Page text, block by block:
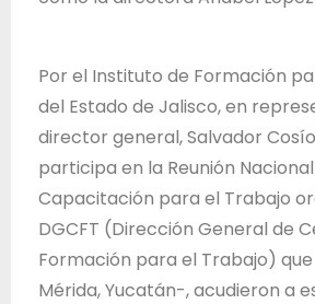
o
Por el Instituto de Formación
del Estado de Jalisco, en
director general, Salvador
participa en la Reunión
Capacitación para el Trabajo
DGCFT (Dirección General de
Formación para el Trabajo)
Mérida, Yucatán-, acudieron a